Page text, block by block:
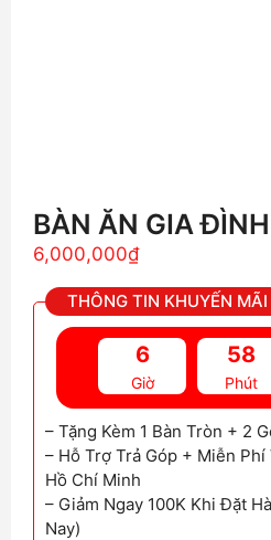
BÀN ĂN GIA
6,000,000₫
THÔNG TIN KHUYẾN MÃI
6
Giờ
58
Phút
– Tặng Kèm 1 Bàn Tròn + 2
– Hỗ Trợ Trả Góp + Miễn
Hồ Chí Minh
– Giảm Ngay 100K Khi Đặt
Nay)